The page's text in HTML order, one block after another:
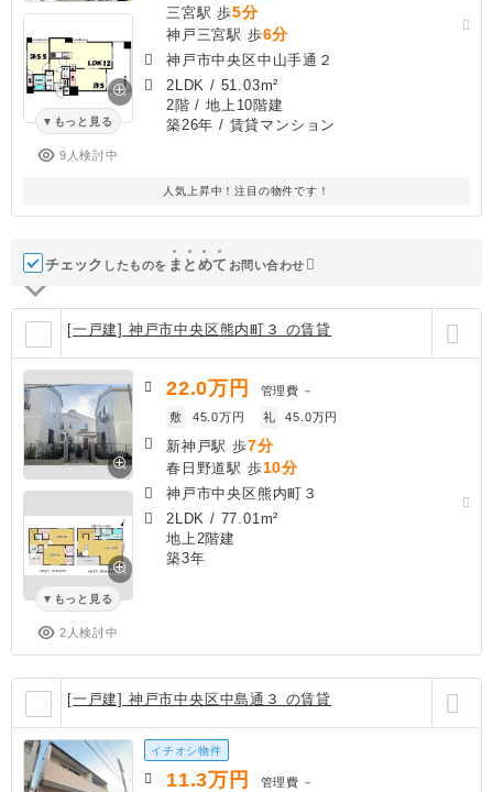
もっと見る
9人検討中
三宮駅 歩5分
神戸三宮駅 歩6分
神戸市中央区中山手通２
2LDK / 51.03m²
2階 / 地上10階建
築26年 / 賃貸マンション
人気上昇中！注目の物件です！
チェック したものを ま と めて お問い合わせ
[一戸建] 神戸市中央区熊内町３ の賃貸
もっと見る
2人検討中
22.0万円 管理費 －
敷
45.0万円 礼 45.0万円
新神戸駅 歩7分
春日野道駅 歩10分
神戸市中央区熊内町３
2LDK / 77.01m²
地上2階建
築3年
[一戸建] 神戸市中央区中島通３ の賃貸
イチオシ物件
11.3万円 管理費 －